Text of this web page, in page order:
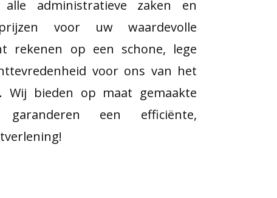
alle administratieve zaken en
voor uw waardevolle
rekenen op een schone, lege
voor ons van het
Wij bieden op maat gemaakte
een efficiënte,